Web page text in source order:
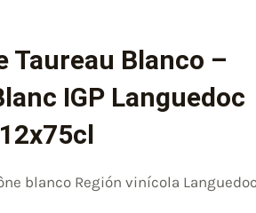
Taureau Blanco –
IGP Languedoc
blanco Región vinícola